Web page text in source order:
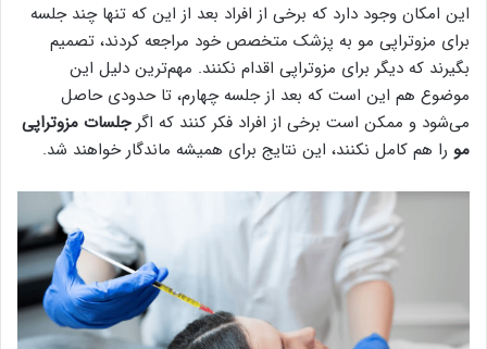
این امکان وجود دارد که برخی از افراد بعد از این که تنها چند جلسه
برای مزوتراپی مو به پزشک متخصص خود مراجعه کردند، تصمیم
بگیرند که دیگر برای مزوتراپی اقدام نکنند. مهم‌ترین دلیل این
موضوع هم این است که بعد از جلسه چهارم، تا حدودی حاصل
می‌شود و ممکن است برخی از افراد فکر کنند که اگرجلسات مزوتراپی
مو را هم کامل نکنند، این نتایج برای همیشه ماندگار خواهند شد.